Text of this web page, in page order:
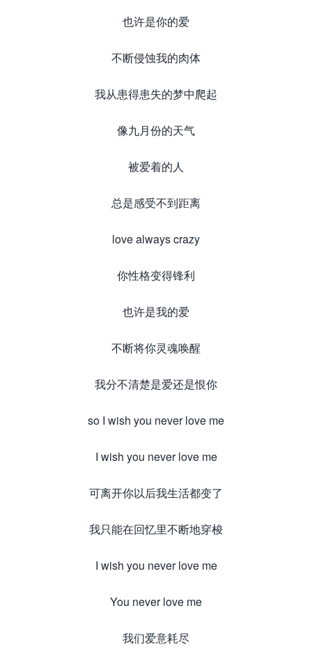
也许是你的爱
不断侵蚀我的肉体
我从患得患失的梦中爬起
像九月份的天气
被爱着的人
总是感受不到距离
love always crazy
你性格变得锋利
也许是我的爱
不断将你灵魂唤醒
我分不清楚是爱还是恨你
so I wish you never love me
I wish you never love me
可离开你以后我生活都变了
我只能在回忆里不断地穿梭
I wish you never love me
You never love me
我们爱意耗尽